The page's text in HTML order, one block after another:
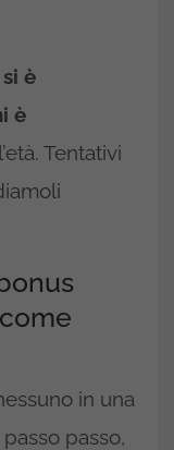
è
è
Tentativi
in una
passo,